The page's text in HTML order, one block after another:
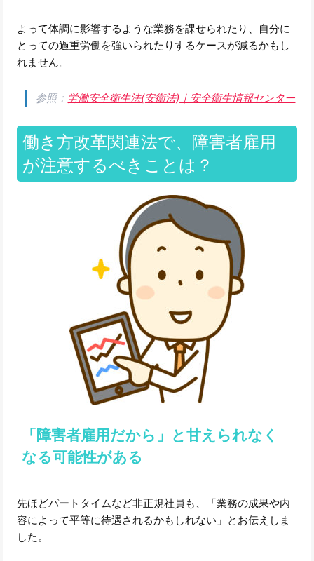
よって体調に影響するような業務を課せられたり、自分に
とっての過重労働を強いられたりするケースが減るかもし
れません。
参照： 労働安全衛生法(安衛法)｜安全衛生情報センター
働き方改革関連法で、障害者雇用
が注意するべきことは？
「障害者雇用だから」と甘えられなく
なる可能性がある
先ほどパートタイムなど非正規社員も、「業務の成果や内
容によって平等に待遇されるかもしれない」とお伝えしま
した。